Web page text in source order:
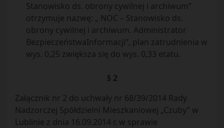
Stanowisko ds. obrony cywilnej i archiwum”
otrzymuje nazwę: „ NOC – Stanowisko ds.
obrony cywilnej i archiwum. Administrator
BezpieczeństwaInformacji”, plan zatrudnienia w
wys. 0,25 zwiększa się do wys. 0,33 etatu.
§ 2
Załącznik nr 2 do uchwały nr 68/39/2014 Rady
Nadzorczej Spółdzielni Mieszkaniowej „Czuby” w
Lublinie z dnia 16.09.2014 r. w sprawie